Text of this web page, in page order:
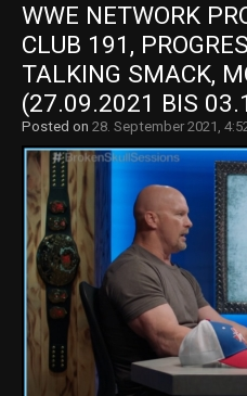
WWE NETWORK
CLUB 191,
TALKING SMACK,
(27.09.2021 BIS
Posted on 28. September 2021,